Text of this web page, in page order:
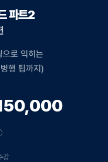
파트2
으로 익히는
행 팁까지)
강